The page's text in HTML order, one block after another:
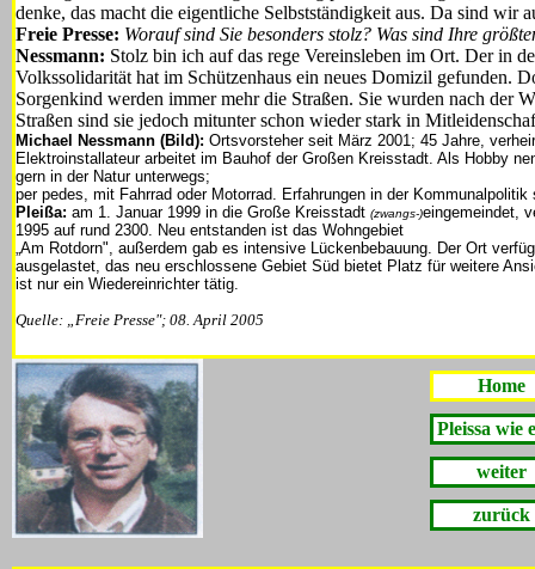
denke, das macht die eigentliche Selbstständigkeit aus. Da sind wir
Freie Presse: Worauf sind Sie besonders stolz? Was sind Ihre
Nessmann: Stolz bin ich auf das rege Vereinsleben im Ort. Der in
Volkssolidarität hat im Schützenhaus ein neues Domizil gefunden.
Sorgenkind werden immer mehr die Straßen. Sie wurden nach der
Straßen sind sie jedoch mitunter schon wieder stark in
Michael Nessmann (Bild): Ortsvorsteher seit März 2001; 45 Jahre,
Elektroinstallateur arbeitet im Bauhof der Großen Kreisstadt. Als Hobby
gern in der Natur unterwegs;
per pedes, mit Fahrrad oder Motorrad. Erfahrungen in der
Pleißa: am 1. Januar 1999 in die Große Kreisstadt (zwangs-)eingemeindet,
1995 auf rund 2300. Neu entstanden ist das Wohngebiet
„Am Rotdorn", außerdem gab es intensive Lückenbebauung. Der Ort
ausgelastet, das neu erschlossene Gebiet Süd bietet Platz für weitere
ist nur ein Wiedereinrichter tätig.
Quelle: „Freie Presse"; 08. April 2005
Home
Pleissa wie
weiter
zurück